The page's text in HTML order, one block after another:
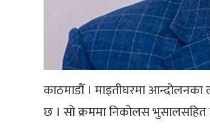
काठमाडौँ । माइतीघरमा आन्दोलनका
छ । सो क्रममा निकोलस भुसालसहित